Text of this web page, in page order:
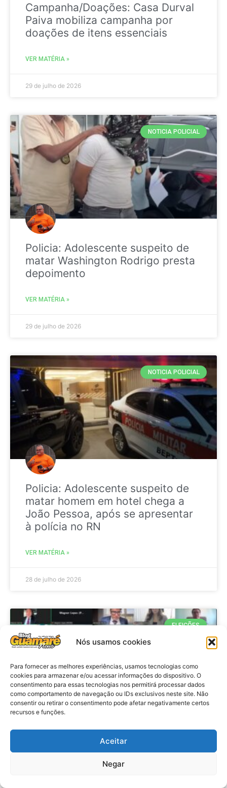
Nós usamos cookies
Para fornecer as melhores experiências, usamos tecnologias como
cookies para armazenar e/ou acessar informações do dispositivo. O
consentimento para essas tecnologias nos permitirá processar dados
como comportamento de navegação ou IDs exclusivos neste site. Não
consentir ou retirar o consentimento pode afetar negativamente certos
recursos e funções.
Aceitar
Negar
Campanha/Doações: Casa Durval
Paiva mobiliza campanha por
doações de itens essenciais
VER MATÉRIA »
29 de julho de 2026
NOTICIA POLICIAL
Policia: Adolescente suspeito de
matar Washington Rodrigo presta
depoimento
VER MATÉRIA »
29 de julho de 2026
NOTICIA POLICIAL
Policia: Adolescente suspeito de
matar homem em hotel chega a
João Pessoa, após se apresentar
à polícia no RN
VER MATÉRIA »
28 de julho de 2026
ELEIÇÕES
Eleições 2026: procuradores e
promotores eleitorais realizam
reunião de alinhamento no RN